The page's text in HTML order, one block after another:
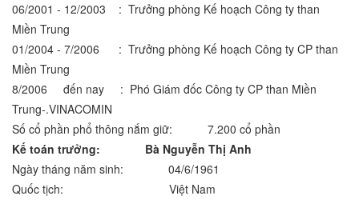
06/2001 - 12/2003 : Trưởng phòng Kế hoạch Công ty than
Miền Trung
01/2004 - 7/2006 : Trưởng phòng Kế hoạch Công ty CP than
Miền Trung
8/2006 đến nay : Phó Giám đốc Công ty CP than Miền
Trung-.VINACOMIN
Số cổ phần phổ thông nắm giữ: 7.200 cổ phần
Kế toán trưởng: Bà Nguyễn Thị Anh
Ngày tháng năm sinh: 04/6/1961
Quốc tịch: Việt Nam